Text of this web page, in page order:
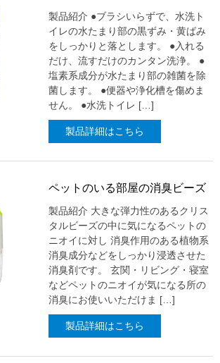
製品紹介 ●ブラシいらずで、水洗ト
イレの水たまり部の黒ずみ・黄ばみ
をしっかりと落とします。 ●入れる
だけ、流すだけのカンタン洗浄。 ●
塩素系成分が水たまり部の雑菌を除
菌します。 ●便器や浄化槽を傷めま
せん。 ●水洗トイレ […]
製品詳細はこちら
ペットのいる部屋の消臭ビーズ
製品紹介 大きな弾力性のあるクリス
タルビーズの中に気になるペットの
ニオイに対し 消臭作用のある植物系
消臭成分などをしっかり浸透させた
消臭剤です。 玄関・リビング・寝室
などペットのニオイが気になる所の
消臭にお使いいただけま […]
製品詳細はこちら